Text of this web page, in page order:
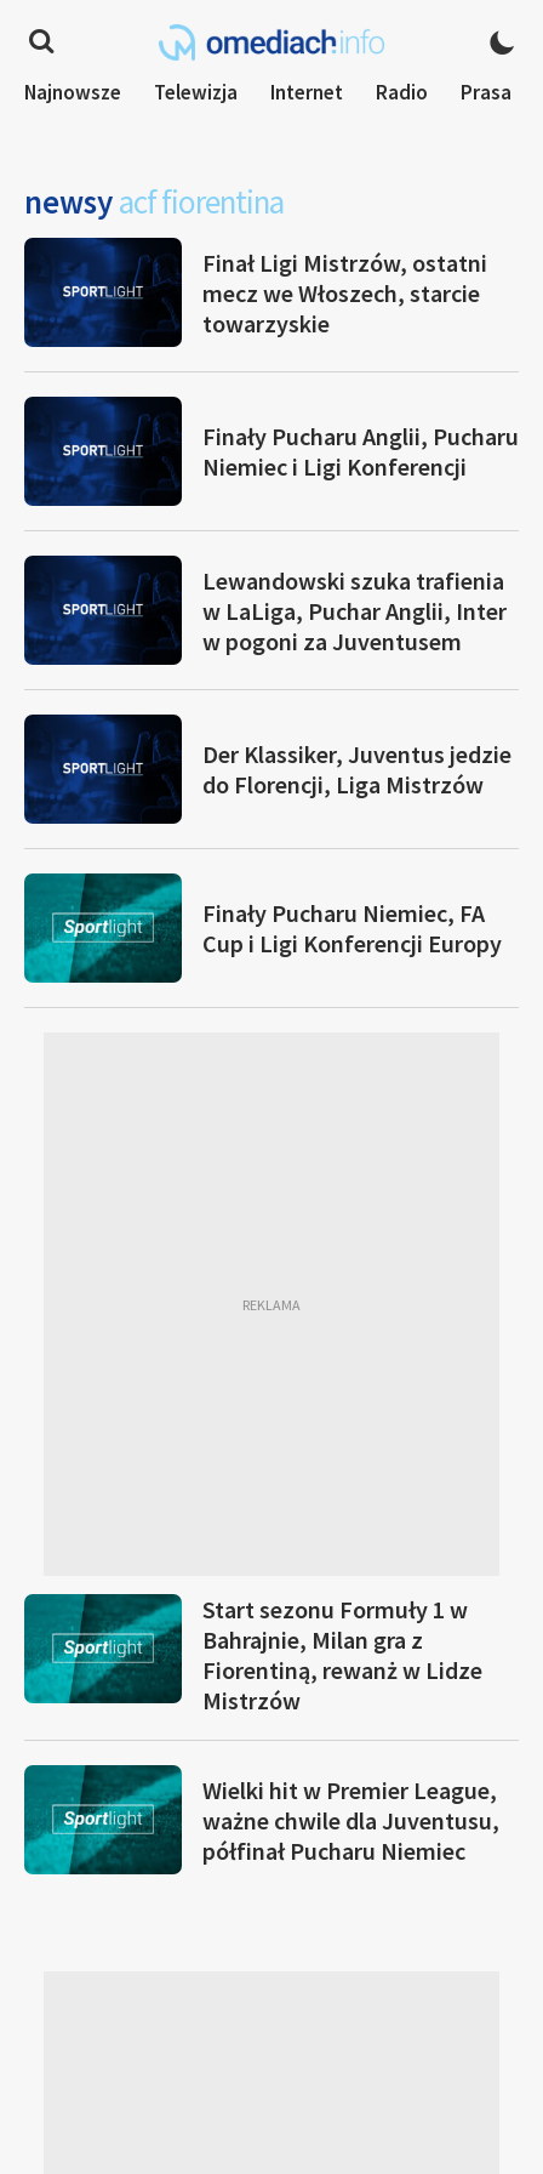
Najnowsze Telewizja Internet Radio Prasa
newsyacf fiorentina
Finał Ligi Mistrzów, ostatni
mecz we Włoszech, starcie
towarzyskie
Finały Pucharu Anglii, Pucharu
Niemiec i Ligi Konferencji
Lewandowski szuka trafienia
w LaLiga, Puchar Anglii, Inter
w pogoni za Juventusem
Der Klassiker, Juventus jedzie
do Florencji, Liga Mistrzów
Finały Pucharu Niemiec, FA
Cup i Ligi Konferencji Europy
Start sezonu Formuły 1 w
Bahrajnie, Milan gra z
Fiorentiną, rewanż w Lidze
Mistrzów
Wielki hit w Premier League,
ważne chwile dla Juventusu,
półfinał Pucharu Niemiec